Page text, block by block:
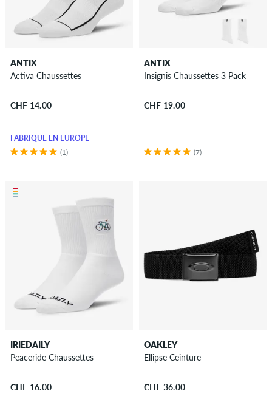
ANTIX
Activa Chaussettes
CHF 14.00
FABRIQUÉ EN EUROPE
(1)
ANTIX
Insignis Chaussettes 3 Pack
CHF 19.00
(7)
IRIEDAILY
Peaceride Chaussettes
CHF 16.00
OAKLEY
Ellipse Ceinture
CHF 36.00